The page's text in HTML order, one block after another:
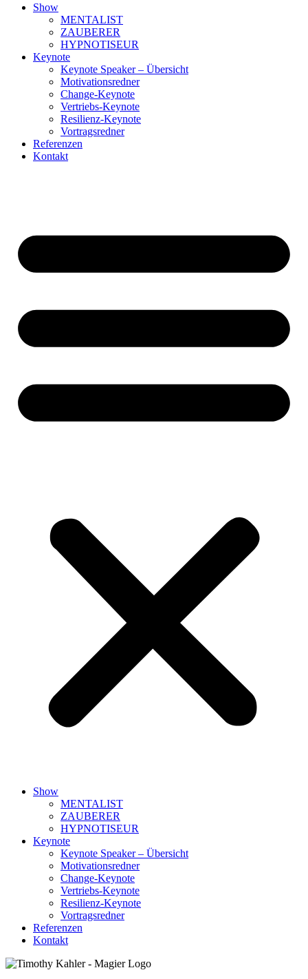
Show
MENTALIST
ZAUBERER
HYPNOTISEUR
Keynote
Keynote Speaker – Übersicht
Motivationsredner
Change-Keynote
Vertriebs-Keynote
Resilienz-Keynote
Vortragsredner
Referenzen
Kontakt
Show
MENTALIST
ZAUBERER
HYPNOTISEUR
Keynote
Keynote Speaker – Übersicht
Motivationsredner
Change-Keynote
Vertriebs-Keynote
Resilienz-Keynote
Vortragsredner
Referenzen
Kontakt